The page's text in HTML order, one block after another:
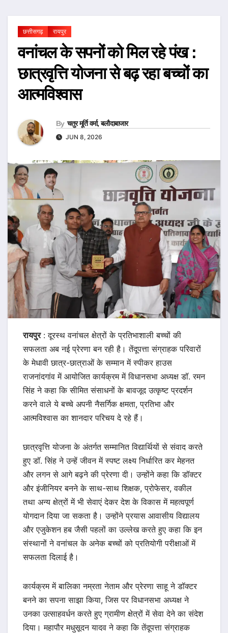
छत्तीसगढ़ रायपुर
वनांचल के सपनों को मिल रहे पंख :
छात्रवृत्ति योजना से बढ़ रहा बच्चों का
आत्मविश्वास
By चतुर मूर्ति वर्मा, बलौदाबाजार
JUN 8, 2026
रायपुर: दूरस्थ वनांचल क्षेत्रों के प्रतिभाशाली बच्चों की
सफलता अब नई प्रेरणा बन रही है। तेंदूपत्ता संग्राहक परिवारों
के मेधावी छात्र-छात्राओं के सम्मान में स्पीकर हाउस
राजनांदगांव में आयोजित कार्यक्रम में विधानसभा अध्यक्ष डॉ. रमन
सिंह ने कहा कि सीमित संसाधनों के बावजूद उत्कृष्ट प्रदर्शन
करने वाले ये बच्चे अपनी नैसर्गिक क्षमता, प्रतिभा और
आत्मविश्वास का शानदार परिचय दे रहे हैं।
छात्रवृत्ति योजना के अंतर्गत सम्मानित विद्यार्थियों से संवाद करते
हुए डॉ. सिंह ने उन्हें जीवन में स्पष्ट लक्ष्य निर्धारित कर मेहनत
और लगन से आगे बढ़ने की प्रेरणा दी। उन्होंने कहा कि डॉक्टर
और इंजीनियर बनने के साथ-साथ शिक्षक, प्रोफेसर, वकील
तथा अन्य क्षेत्रों में भी सेवाएं देकर देश के विकास में महत्वपूर्ण
योगदान दिया जा सकता है। उन्होंने प्रयास आवासीय विद्यालय
और एजुकेशन हब जैसी पहलों का उल्लेख करते हुए कहा कि इन
संस्थानों ने वनांचल के अनेक बच्चों को प्रतियोगी परीक्षाओं में
सफलता दिलाई है।
कार्यक्रम में बालिका नम्रता नेताम और प्रेरणा साहू ने डॉक्टर
बनने का सपना साझा किया, जिस पर विधानसभा अध्यक्ष ने
उनका उत्साहवर्धन करते हुए ग्रामीण क्षेत्रों में सेवा देने का संदेश
दिया। महापौर मधुसूदन यादव ने कहा कि तेंदूपत्ता संग्राहक